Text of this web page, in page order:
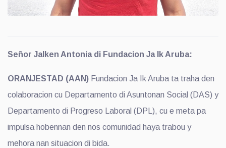
Señor Jalken Antonia di Fundacion Ja Ik Aruba:
ORANJESTAD (AAN) Fundacion Ja Ik Aruba ta traha den
colaboracion cu Departamento di Asuntonan Social (DAS) y
Departamento di Progreso Laboral (DPL), cu e meta pa
impulsa hobennan den nos comunidad haya trabou y
mehora nan situacion di bida.